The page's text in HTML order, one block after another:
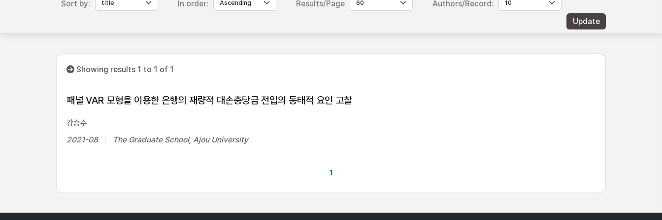
Sort by: In order: Results/Page Authors/Record:
Showing results 1 to 1 of 1
패널 VAR 모형을 이용한 은행의 재량적 대손충당금 전입의 동태적 요인 고찰
강승수
2021-08
The Graduate School, Ajou University
1